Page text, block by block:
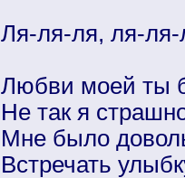
Ля-ля-ля, ля-ля-
Любви моей ты
Не так я
Мне было
Встречать